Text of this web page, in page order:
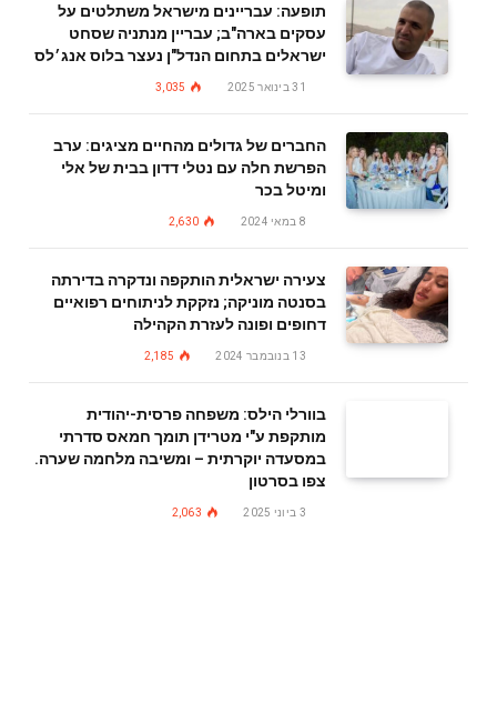
תופעה: עבריינים מישראל משתלטים על
עסקים בארה"ב; עבריין מנתניה שסחט
ישראלים בתחום הנדל"ן נעצר בלוס אנג׳לס
31 בינואר 2025 3,035
החברים של גדולים מהחיים מציגים: ערב
הפרשת חלה עם נטלי דדון בבית של אלי
ומיטל בכר
8 במאי 2024 2,630
צעירה ישראלית הותקפה ונדקרה בדירתה
בסנטה מוניקה; נזקקת לניתוחים רפואיים
דחופים ופונה לעזרת הקהילה
13 בנובמבר 2024 2,185
בוורלי הילס: משפחה פרסית-יהודית
מותקפת ע"י מטרידן תומך חמאס סדרתי
במסעדה יוקרתית – ומשיבה מלחמה שערה.
צפו בסרטון
3 ביוני 2025 2,063